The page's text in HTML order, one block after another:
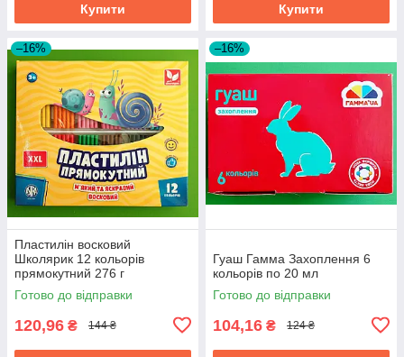
Купити Купити
–16%
Пластилін восковий
Школярик 12 кольорів
прямокутний 276 г
Готово до відправки
120,96 ₴ 144 ₴
–16%
Гуаш Гамма Захоплення 6
кольорів по 20 мл
Готово до відправки
104,16 ₴ 124 ₴